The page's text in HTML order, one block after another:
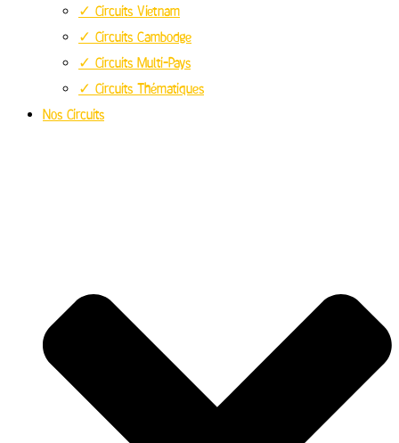
✓ Circuits Vietnam
✓ Circuits Cambodge
✓ Circuits Multi-Pays
✓ Circuits Thématiques
Nos Circuits